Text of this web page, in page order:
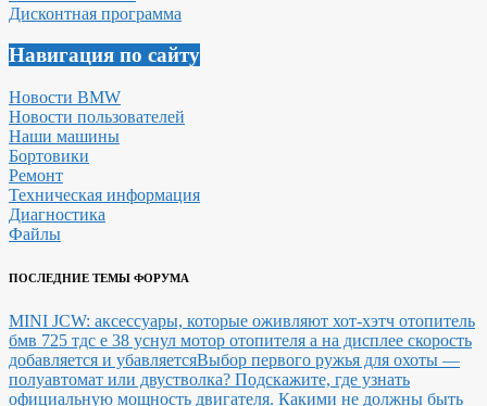
Дисконтная программа
Навигация по сайту
Новости BMW
Новости пользователей
Наши машины
Бортовики
Ремонт
Техническая информация
Диагностика
Файлы
ПОСЛЕДНИЕ ТЕМЫ ФОРУМА
MINI JCW: аксессуары, которые оживляют хот-хэтч отопитель
бмв 725 тдс е 38 уснул мотор отопителя а на дисплее скорость
добавляется и убавляетсяВыбор первого ружья для охоты —
полуавтомат или двустволка? Подскажите, где узнать
официальную мощность двигателя. Какими не должны быть